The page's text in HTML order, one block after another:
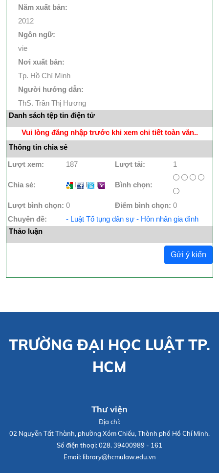
Năm xuất bản:
2012
Ngôn ngữ:
vie
Nơi xuất bản:
Tp. Hồ Chí Minh
Người hướng dẫn:
ThS. Trần Thị Hương
Danh sách tệp tin điện tử
Vui lòng đăng nhập trước khi xem chi tiết toàn văn..
Thông tin chia sẻ
Lượt xem: 187 Lượt tải: 1
Chia sẻ: I I I Bình chọn:
Lượt bình chọn: 0 Điểm bình chọn: 0
Chuyên đề:
- Luật Tố tụng dân sự - Hôn nhân gia đình
Thảo luận
Gửi ý kiến
TRƯỜNG ĐẠI HỌC LUẬT TP.
HCM
Thư viện
Địa chỉ:
02 Nguyễn Tất Thành, phường Xóm Chiếu, Thành phố Hồ Chí Minh.
Số điện thoại:028. 39400989 - 161
Email: library@hcmulaw.edu.vn